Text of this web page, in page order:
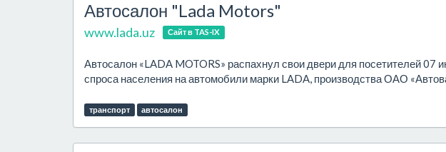
Автосалон "Lada Motors"
www.lada.uz Сайт в TAS-IX
Автосалон «LADA MOTORS» распахнул свои двери для посетителей 07
спроса населения на автомобили марки LADA, производства ОАО
транспорт автосалон